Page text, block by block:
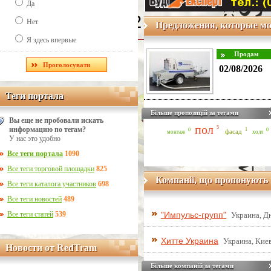
Line Number: 42
Да
Нет
Я здесь впервые
Теги портала
Теги портала
Вы еще не пробовали искать
информацию по тегам?
У нас это удобно
Все теги портала 1090
Все теги торговой площадки 825
Все теги каталога участников 698
Все теги новостей 489
Все теги статей 539
Новости от RedTram
Новости от RedTram
Предложения, которые
02/08/2026
Більше пропозицій за тегами
монтаж 0 пол 5
фасад 1 холл 0
Компанії, що пропонують
"Импульс-групп" Украина,
Хитте Украина Украина,
Більше компаній за тегами